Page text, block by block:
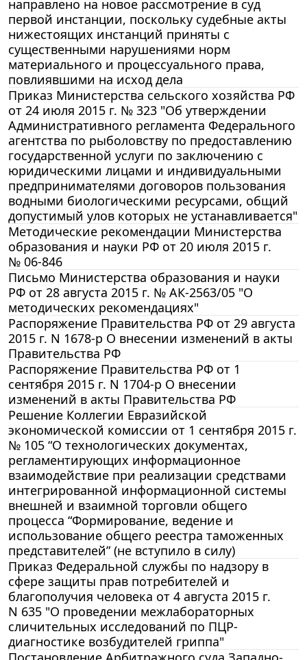
направлено на новое рассмотрение в суд
первой инстанции, поскольку судебные акты
нижестоящих инстанций приняты с
существенными нарушениями норм
материального и процессуального права,
повлиявшими на исход дела
Приказ Министерства сельского хозяйства РФ
от 24 июля 2015 г. № 323 "Об утверждении
Административного регламента Федерального
агентства по рыболовству по предоставлению
государственной услуги по заключению с
юридическими лицами и индивидуальными
предпринимателями договоров пользования
водными биологическими ресурсами, общий
допустимый улов которых не устанавливается"
Методические рекомендации Министерства
образования и науки РФ от 20 июля 2015 г.
№ 06-846
Письмо Министерства образования и науки
РФ от 28 августа 2015 г. № АК-2563/05 "О
методических рекомендациях"
Распоряжение Правительства РФ от 29 августа
2015 г. N 1678-р О внесении изменений в акты
Правительства РФ
Распоряжение Правительства РФ от 1
сентября 2015 г. N 1704-р О внесении
изменений в акты Правительства РФ
Решение Коллегии Евразийской
экономической комиссии от 1 сентября 2015 г.
№ 105 “О технологических документах,
регламентирующих информационное
взаимодействие при реализации средствами
интегрированной информационной системы
внешней и взаимной торговли общего
процесса “Формирование, ведение и
использование общего реестра таможенных
представителей” (не вступило в силу)
Приказ Федеральной службы по надзору в
сфере защиты прав потребителей и
благополучия человека от 4 августа 2015 г.
N 635 "О проведении межлабораторных
сличительных исследований по ПЦР-
диагностике возбудителей гриппа"